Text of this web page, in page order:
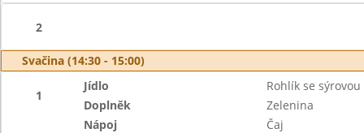
2
Svačina (14:30 - 15:00)
1
Jídlo
Rohlík se
Doplněk
Zelenina
Nápoj
Čaj